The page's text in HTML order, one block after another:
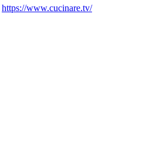
https://www.cucinare.tv/